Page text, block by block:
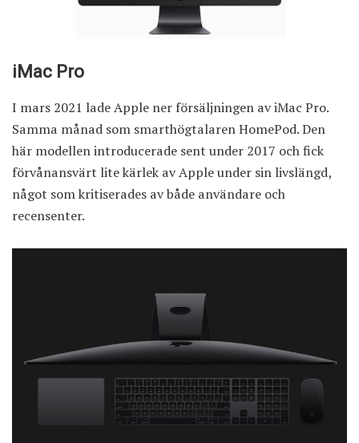
iMac Pro
I mars 2021 lade Apple ner försäljningen av iMac Pro.
Samma månad som smarthögtalaren HomePod. Den
här modellen introducerade sent under 2017 och fick
förvånansvärt lite kärlek av Apple under sin livslängd,
något som kritiserades av både användare och
recensenter.